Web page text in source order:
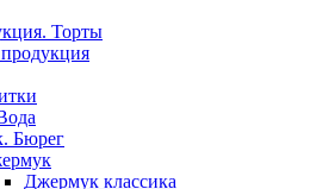
Торты
Бюрег
Джермук классика